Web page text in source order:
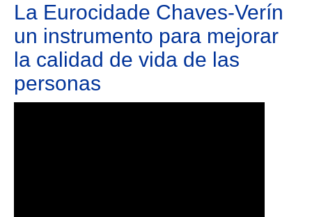
Project Management
Links
La Eurocidade Chaves-Verín
un instrumento para mejorar
la calidad de vida de las
personas